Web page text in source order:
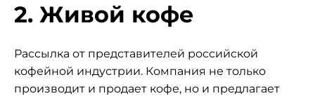
2. Живой кофе
Рассылка от представителей российской
кофейной индустрии. Компания не только
производит и продает кофе, но и предлагает